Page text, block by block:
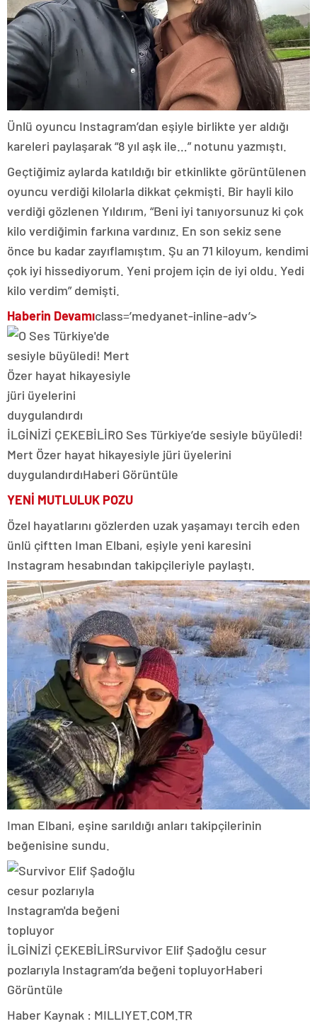
Ünlü oyuncu Instagram’dan eşiyle birlikte yer aldığı
kareleri paylaşarak “8 yıl aşk ile…” notunu yazmıştı.
Geçtiğimiz aylarda katıldığı bir etkinlikte görüntülenen
oyuncu verdiği kilolarla dikkat çekmişti. Bir hayli kilo
verdiği gözlenen Yıldırım, “Beni iyi tanıyorsunuz ki çok
kilo verdiğimin farkına vardınız. En son sekiz sene
önce bu kadar zayıflamıştım. Şu an 71 kiloyum, kendimi
çok iyi hissediyorum. Yeni projem için de iyi oldu. Yedi
kilo verdim” demişti.
Haberin Devamıclass=’medyanet-inline-adv’>
İLGİNİZİ ÇEKEBİLİRO Ses Türkiye’de sesiyle büyüledi!
Mert Özer hayat hikayesiyle jüri üyelerini
duygulandırdıHaberi Görüntüle
YENİ MUTLULUK POZU
Özel hayatlarını gözlerden uzak yaşamayı tercih eden
ünlü çiftten Iman Elbani, eşiyle yeni karesini
Instagram hesabından takipçileriyle paylaştı.
Iman Elbani, eşine sarıldığı anları takipçilerinin
beğenisine sundu.
İLGİNİZİ ÇEKEBİLİRSurvivor Elif Şadoğlu cesur
pozlarıyla Instagram’da beğeni topluyorHaberi
Görüntüle
Haber Kaynak : MILLIYET.COM.TR